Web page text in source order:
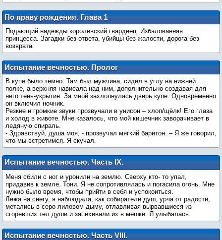
По праву рождения. Глава 1
Подающий надежды королевский гвардеец. Избалованная
принцесса. Загадки без ответа, убийцы без жалости, дорога без
возврата.
Испытание вечностью. Пролог
В купе было темно. Там был мужчина, сидел в углу на нижней
полке, а верхняя нависала над ним, дополнительно создавая для
него тень-укрытие. За мной захлопнулась дверь купе. Одновременно
он включил ночник.
Резкие и громкие звуки прозвучали в унисон – хлоп/щёлк! Его глаза
и холод в животе. Мне казалось, что мой кишечник заворачивает в
ледяную спираль.
- Здравствуй, душа моя, - прозвучал мягкий баритон. – Я же говорил,
что мы встретимся. Я скучал.
Испытание вечностью. Часть IX.
Подарок
Меня сбили с ног и уронили на землю. Сверху кто- то упал,
придавив к земле. Тони. Я не сопротивлялась и погасила огонь. Мне
нужно было время, чтобы прийти в себя и успокоиться.
Лёжа на снегу, я наблюдала, как собиратели душ, урча от радости,
метались в серо-лиловом дыму, отлавливая вырвавшиеся из
сгоревших тел души и запихивали их в мешки. Я улыбалась.
Испытание вечностью. Часть VIII.